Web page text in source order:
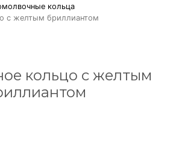
кольца
с желтым бриллиантом
кольцо с желтым